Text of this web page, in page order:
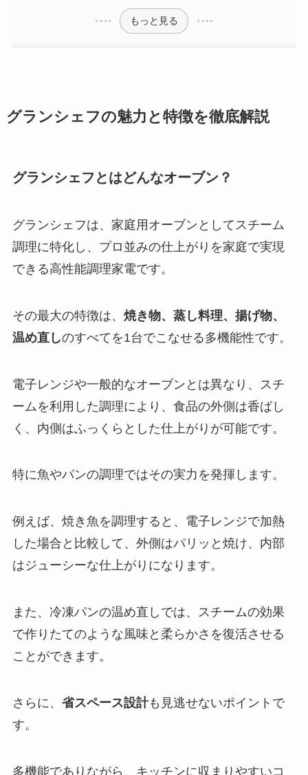
もっと見る
グランシェフの魅力と特徴を徹底解説
グランシェフとはどんなオーブン？
グランシェフは、家庭用オーブンとしてスチーム
調理に特化し、プロ並みの仕上がりを家庭で実現
できる高性能調理家電です。
その最大の特徴は、 焼き物、蒸し料理、揚げ物、
温め直しのすべてを1台でこなせる多機能性です。
電子レンジや一般的なオーブンとは異なり、スチ
ームを利用した調理により、食品の外側は香ばし
く、内側はふっくらとした仕上がりが可能です。
特に魚やパンの調理ではその実力を発揮します。
例えば、焼き魚を調理すると、電子レンジで加熱
した場合と比較して、外側はパリッと焼け、内部
はジューシーな仕上がりになります。
また、冷凍パンの温め直しでは、スチームの効果
で作りたてのような風味と柔らかさを復活させる
ことができます。
さらに、 省スペース設計も見逃せないポイントで
す。
多機能でありながら、キッチンに収まりやすいコ